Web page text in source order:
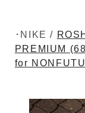
･NIKE /
PREMIUM
for